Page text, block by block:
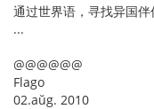
通过世界语，寻找异国伴
...
@@@@@@
Flago
02.aŭg. 2010